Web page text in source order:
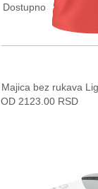
Dostupno
Majica bez rukava
OD 2123.00 RSD